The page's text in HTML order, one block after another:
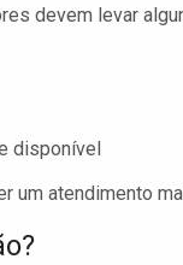
devem levar
disponível
um atendimento